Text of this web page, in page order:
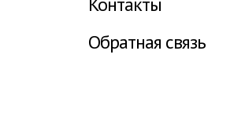
Обратная связь